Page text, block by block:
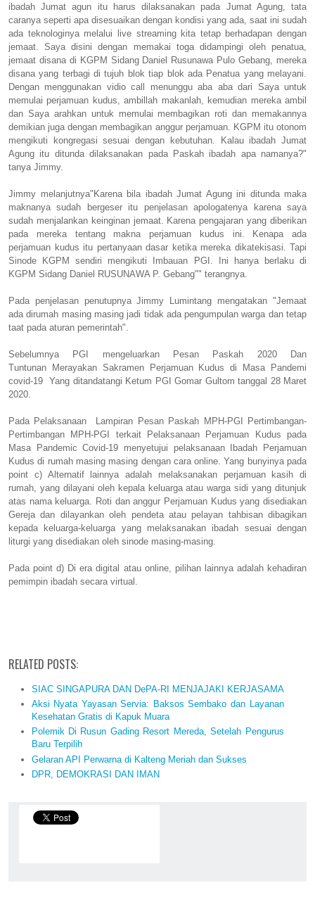
ibadah Jumat agun itu harus dilaksanakan pada Jumat Agung, tata
caranya seperti apa disesuaikan dengan kondisi yang ada, saat ini sudah
ada teknologinya melalui live streaming kita tetap berhadapan dengan
jemaat. Saya disini dengan memakai toga didampingi oleh penatua,
jemaat disana di KGPM Sidang Daniel Rusunawa Pulo Gebang, mereka
disana yang terbagi di tujuh blok tiap blok ada Penatua yang melayani.
Dengan menggunakan vidio call menunggu aba aba dari Saya untuk
memulai perjamuan kudus, ambillah makanlah, kemudian mereka ambil
dan Saya arahkan untuk memulai membagikan roti dan memakannya
demikian juga dengan membagikan anggur perjamuan. KGPM itu otonom
mengikuti kongregasi sesuai dengan kebutuhan. Kalau ibadah Jumat
Agung itu ditunda dilaksanakan pada Paskah ibadah apa namanya?"
tanya Jimmy.
Jimmy melanjutnya"Karena bila ibadah Jumat Agung ini ditunda maka
maknanya sudah bergeser itu penjelasan apologatenya karena saya
sudah menjalankan keinginan jemaat. Karena pengajaran yang diberikan
pada mereka tentang makna perjamuan kudus ini. Kenapa ada
perjamuan kudus itu pertanyaan dasar ketika mereka dikatekisasi. Tapi
Sinode KGPM sendiri mengikuti Imbauan PGI. Ini hanya berlaku di
KGPM Sidang Daniel RUSUNAWA P. Gebang"" terangnya.
Pada penjelasan penutupnya Jimmy Lumintang mengatakan "Jemaat
ada dirumah masing masing jadi tidak ada pengumpulan warga dan tetap
taat pada aturan pemerintah".
Sebelumnya PGI mengeluarkan
Pesan Paskah 2020 Dan
Tuntunan
Merayakan Sakramen Perjamuan Kudus di Masa Pandemi
covid-19 Yang ditandatangi Ketum PGI Gomar Gultom tanggal 28 Maret
2020.
Pada Pelaksanaan Lampiran Pesan Paskah MPH-PGI
Pertimbangan-
Pertimbangan MPH-PGI terkait
Pelaksanaan Perjamuan Kudus pada
Masa Pandemic Covid-19 menyetujui pelaksanaan Ibadah Perjamuan
Kudus di rumah masing masing dengan cara online. Yang bunyinya pada
point c) Alternatif lainnya adalah melaksanakan perjamuan kasih di
rumah, yang dilayani oleh kepala keluarga atau warga sidi yang ditunjuk
atas nama keluarga. Roti dan anggur Perjamuan Kudusyang disediakan
Gereja dan dilayankan oleh pendeta atau pelayan tahbisan dibagikan
kepada keluarga-keluarga yang melaksanakan ibadah sesuai dengan
liturgi yang disediakan oleh sinode masing-masing.
Pada point d) Di era digital atau online, pilihan lainnya adalah kehadiran
pemimpin ibadah secara virtual.
RELATED POSTS:
SIAC SINGAPURA DAN DePA-RI MENJAJAKI KERJASAMA
Aksi Nyata Yayasan Servia: Baksos Sembako dan Layanan
Kesehatan Gratis di Kapuk Muara
Polemik Di Rusun Gading Resort Mereda, Setelah Pengurus
Baru Terpilih
Gelaran API Perwarna di Kalteng Meriah dan Sukses
DPR, DEMOKRASI DAN IMAN